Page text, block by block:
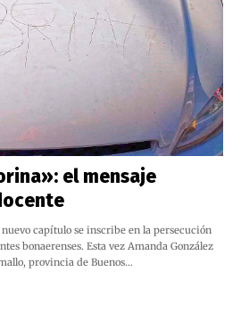
el mensaje
capítulo se inscribe en la persecución
bonaerenses. Esta vez Amanda González
provincia de Buenos…